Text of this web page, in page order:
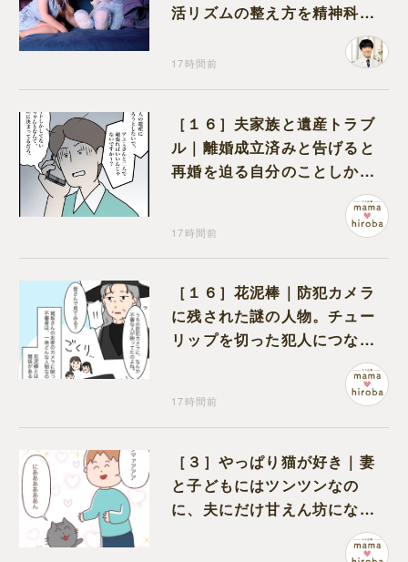
活リズムの整え方を精神科医
17時間前
［１６］夫家族と遺産トラブ
ル｜離婚成立済みと告げると
再婚を迫る自分のことしか考
17時間前
［１６］花泥棒｜防犯カメラ
に残された謎の人物。チュー
リップを切った犯人につなが
る証拠になるのか期待する
17時間前
［３］やっぱり猫が好き｜妻
と子どもにはツンツンなの
に、夫にだけ甘えん坊になる